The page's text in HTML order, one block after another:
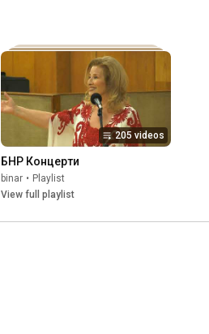
205 videos
БНР Концерти
binar • Playlist
View full playlist